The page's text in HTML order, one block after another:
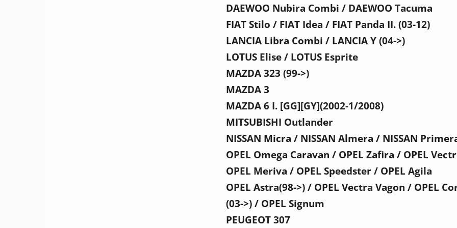
DAEWOO Nubira Combi / DAEWOO Tacuma
FIAT Stilo / FIAT Idea / FIAT Panda II. (03-12)
LANCIA Libra Combi / LANCIA Y (04->)
LOTUS Elise / LOTUS Esprite
MAZDA 323 (99->)
MAZDA 3
MAZDA 6 I. [GG][GY](2002-1/2008)
MITSUBISHI Outlander
NISSAN Micra / NISSAN Almera / NISSAN
OPEL Omega Caravan / OPEL Zafira / OPEL
OPEL Meriva / OPEL Speedster / OPEL Agila
OPEL Astra(98->) / OPEL Vectra Vagon / OPEL
(03->) / OPEL Signum
PEUGEOT 307